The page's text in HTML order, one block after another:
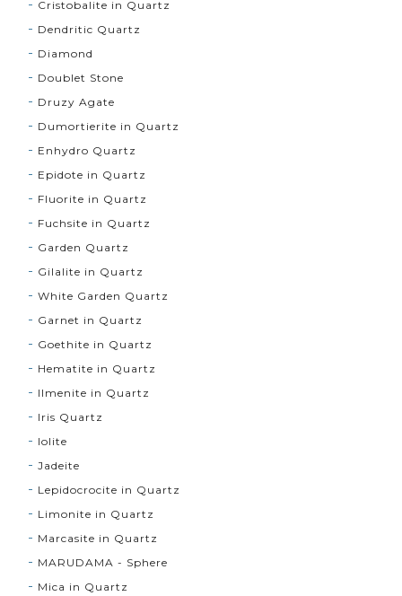
Cristobalite in Quartz
Dendritic Quartz
Diamond
Doublet Stone
Druzy Agate
Dumortierite in Quartz
Enhydro Quartz
Epidote in Quartz
Fluorite in Quartz
Fuchsite in Quartz
Garden Quartz
Gilalite in Quartz
White Garden Quartz
Garnet in Quartz
Goethite in Quartz
Hematite in Quartz
Ilmenite in Quartz
Iris Quartz
Iolite
Jadeite
Lepidocrocite in Quartz
Limonite in Quartz
Marcasite in Quartz
MARUDAMA - Sphere
Mica in Quartz